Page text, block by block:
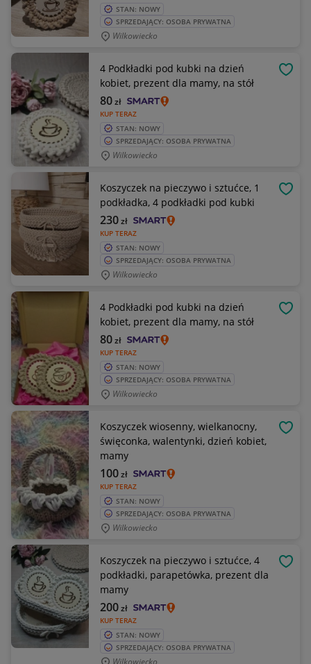
STAN: NOWY
SPRZEDAJĄCY: OSOBA PRYWATNA
Wilkowiecko
4 Podkładki pod kubki na dzień
kobiet, prezent dla mamy, na stół
KUP TERAZ
80zł
STAN: NOWY
SPRZEDAJĄCY: OSOBA PRYWATNA
Wilkowiecko
Koszyczek na pieczywo i sztućce, 1
podkładka, 4 podkładki pod kubki
KUP TERAZ
230zł
STAN: NOWY
SPRZEDAJĄCY: OSOBA PRYWATNA
Wilkowiecko
4 Podkładki pod kubki na dzień
kobiet, prezent dla mamy, na stół
KUP TERAZ
80zł
STAN: NOWY
SPRZEDAJĄCY: OSOBA PRYWATNA
Wilkowiecko
Koszyczek wiosenny, wielkanocny,
święconka, walentynki, dzień kobiet,
mamy
KUP TERAZ
100zł
STAN: NOWY
SPRZEDAJĄCY: OSOBA PRYWATNA
Wilkowiecko
Koszyczek na pieczywo i sztućce, 4
podkładki, parapetówka, prezent dla
mamy
KUP TERAZ
200zł
STAN: NOWY
SPRZEDAJĄCY: OSOBA PRYWATNA
Wilkowiecko